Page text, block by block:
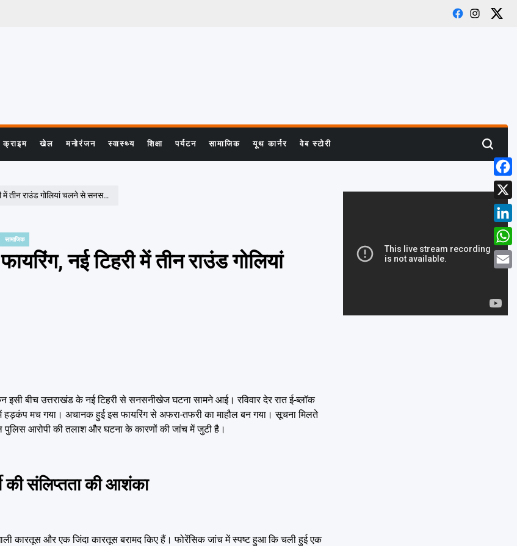
FacebookX
क्राइम खेल मनोरंजन स्वास्थ्य शिक्षा पर्यटन सामाजिक यूथ कार्नर वेब स्टोरी Search
तीन राउंड गोलियां चलने से सनसनी
सामाजिक
नई टिहरी में तीन राउंड गोलियां
इसी बीच उत्तराखंड के नई टिहरी से सनसनीखेज घटना सामने आई। रविवार देर रात ई-ब्लॉक
मच गया। अचानक हुई इस फायरिंग से अफरा-तफरी का माहौल बन गया। सूचना मिलते
आरोपी की तलाश और घटना के कारणों की जांच में जुटी है।
की संलिप्तता की आशंका
कारतूस और एक जिंदा कारतूस बरामद किए हैं। फोरेंसिक जांच में स्पष्ट हुआ कि चली हुई एक
X